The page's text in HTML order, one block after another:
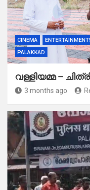
CINEMA
PALAKKAD
വള്ളിയമ്മ –
3 months ago